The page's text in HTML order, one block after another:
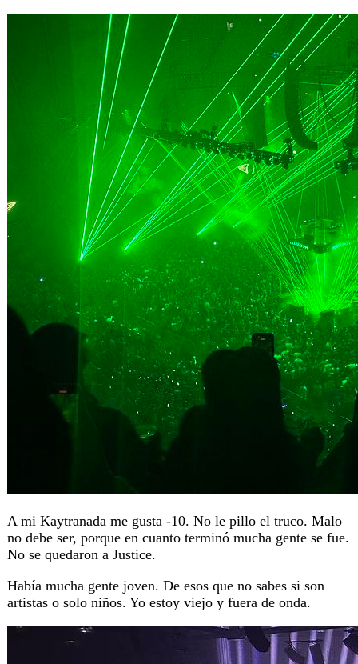
A mi Kaytranada me gusta -10. No le pillo el truco. Malo
no debe ser, porque en cuanto terminó mucha gente se fue.
No se quedaron a Justice.
Había mucha gente joven. De esos que no sabes si son
artistas o solo niños. Yo estoy viejo y fuera de onda.